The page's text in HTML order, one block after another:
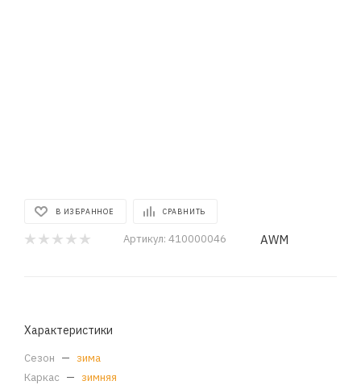
В ИЗБРАННОЕ СРАВНИТЬ
Артикул: 410000046 AWM
Характеристики
Сезон — зима
Каркас — зимняя